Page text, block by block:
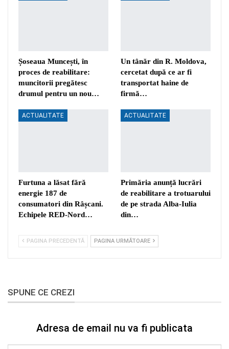
Șoseaua Muncești, în
proces de reabilitare:
muncitorii pregătesc
drumul pentru un nou…
Un tânăr din R. Moldova,
cercetat după ce ar fi
transportat haine de
firmă…
ACTUALITATE
Furtuna a lăsat fără
energie 187 de
consumatori din Râșcani.
Echipele RED-Nord…
ACTUALITATE
Primăria anunță lucrări
de reabilitare a trotuarului
de pe strada Alba-Iulia
din…
PAGINA PRECEDENTĂ PAGINA URMĂTOARE
SPUNE CE CREZI
Adresa de email nu va fi publicata